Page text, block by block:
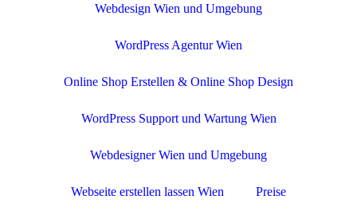
Webdesign Wien und Umgebung
WordPress Agentur Wien
Online Shop Erstellen & Online Shop Design
WordPress Support und Wartung Wien
Webdesigner Wien und Umgebung
Webseite erstellen lassen Wien Preise